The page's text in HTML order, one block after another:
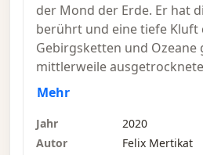
der Mond der Erde. Er hat
berührt und eine tiefe Kluft
Gebirgsketten und Ozeane
mittlerweile
Ozean zum Stillstand
Bewohner heimgesucht.
noch größere Ausmaße an,
Mehr
Jahr
2020
Autor
Felix Mertikat